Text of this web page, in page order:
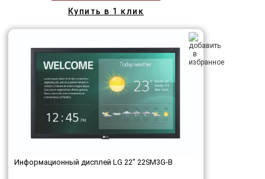
Купить в 1 клик
Информационный дисплей LG 22" 22SM3G-B